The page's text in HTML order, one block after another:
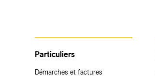
Particuliers
Démarches et factures